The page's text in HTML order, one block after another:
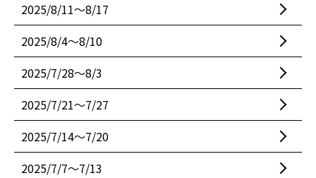
2025/8/11〜8/17
2025/8/4〜8/10
2025/7/28〜8/3
2025/7/21〜7/27
2025/7/14〜7/20
2025/7/7〜7/13